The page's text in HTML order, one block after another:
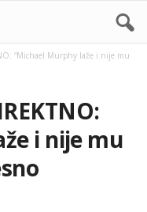
“Michael Murphy laže i nije mu
i nije mu